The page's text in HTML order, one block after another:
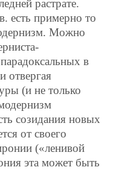
растрате.
есть примерно то
Можно
в
отвергая
(и не только
созидания новых
от своего
(«ленивой
эта может быть